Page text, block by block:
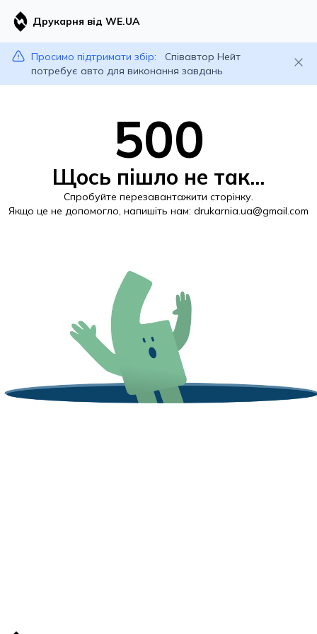
Друкарня від WE.UA
Просимо підтримати збір:
Співавтор Нейт
потребує авто для виконання завдань
500
Щось пішло не так...
Спробуйте перезавантажити сторінку.
Якщо це не допомогло, напишіть нам: drukarnia.ua@gmail.com